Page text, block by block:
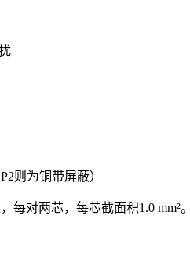
则为铜带屏蔽）
每对两芯，每芯截面积1.0 mm²。